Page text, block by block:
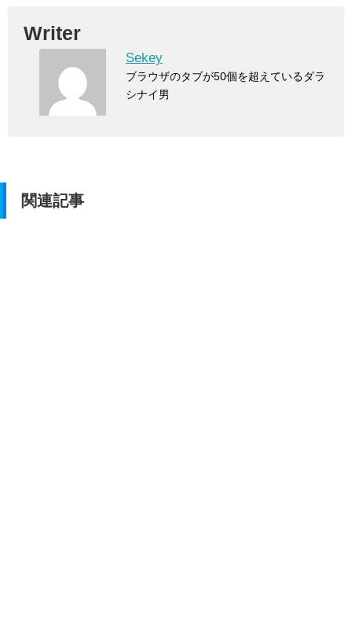
Writer
Sekey
ブラウザのタブが50個を超えているダラ
シナイ男
関連記事